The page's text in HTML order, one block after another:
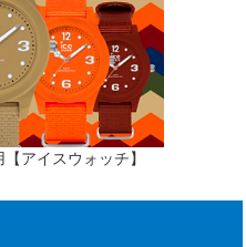
アイスウォッチ】